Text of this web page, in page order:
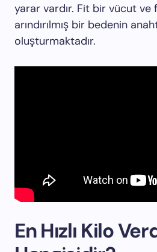
yarar vardır. Fit bir vücut ve
arındırılmış bir bedenin
oluşturmaktadır.
En Hızlı Kilo